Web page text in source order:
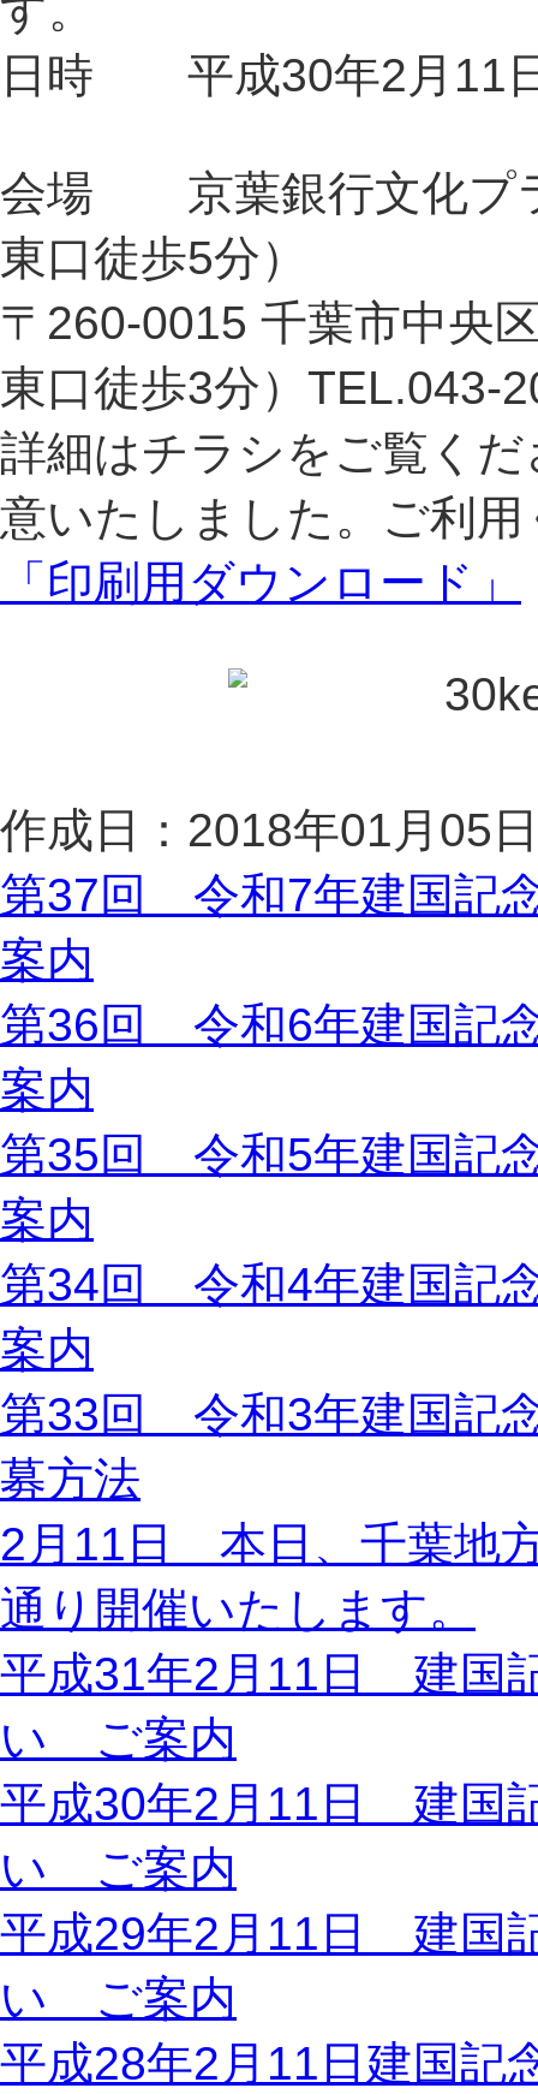
日時 平成30年2月11
会場 京葉銀行文化プ
東口徒歩5分）
〒260-0015 千葉市中央
東口徒歩3分）TEL.043-
詳細はチラシをご覧く
意いたしました。ご利
「印刷用ダウンロード」
作成日：2018年01月05日
第37回 令和7年建国記
案内
第36回 令和6年建国記
案内
第35回 令和5年建国記
案内
第34回 令和4年建国記
案内
第33回 令和3年建国記
募方法
2月11日 本日、千葉地
通り開催いたします。
平成31年2月11日 建国
い ご案内
平成30年2月11日 建国
い ご案内
平成29年2月11日 建国
い ご案内
平成28年2月11日建国記